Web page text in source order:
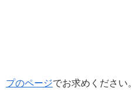
プのページでお求めください。